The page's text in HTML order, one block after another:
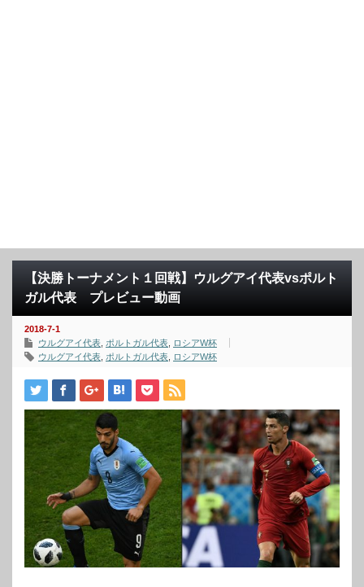
【決勝トーナメント１回戦】ウルグアイ代表vsポルト
ガル代表 プレビュー動画
2018-7-1
ウルグアイ代表 ポルトガル代表
ロシアW杯
ウルグアイ代表 ポルトガル代表 ロシアW杯